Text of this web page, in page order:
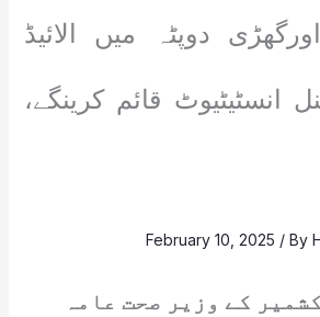
دوپٹہ میں الائیڈ
انسٹیٹیوٹ قائم کرینگے،
February 10, 2025 / By
کے وزیر صحت عامہ